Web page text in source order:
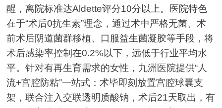
醒，离院标准达Aldette评分10分以上。医院特色
在于“术后0抗生素”理念，通过术中严格无菌、术
前术后阴道菌群移植、口服益生菌凝胶等手段，将
术后感染率控制在0.2%以下，远低于行业平均水
平。针对有再生育需求的女性，九洲医院提供“人
流+宫腔防粘”一站式：术毕即刻放置宫腔球囊支
架，联合注入交联透明质酸钠，术后21天取出，有